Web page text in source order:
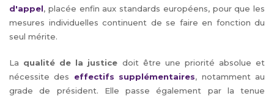
d'appel, placée enfin aux standards européens, pour que les
mesures individuelles continuent de se faire en fonction du
seul mérite.
La qualité de la justice doit être une priorité absolue et
nécessite des effectifs supplémentaires, notamment au
grade de président. Elle passe également par la tenue